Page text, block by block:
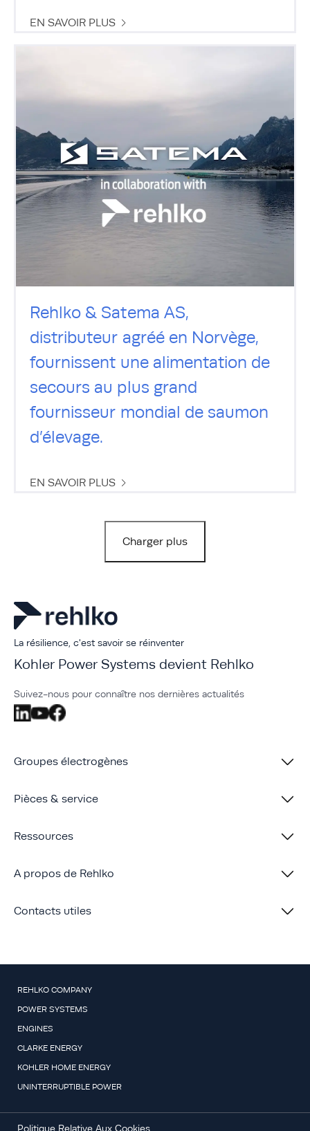
EN SAVOIR PLUS
Rehlko & Satema AS,
distributeur agréé en Norvège,
fournissent une alimentation de
secours au plus grand
fournisseur mondial de saumon
d’élevage.
EN SAVOIR PLUS
Charger plus
La résilience, c'est savoir se réinventer
Kohler Power Systems devient Rehlko
Suivez-nous pour connaître nos dernières actualités
Groupes électrogènes
Pièces & service
Ressources
A propos de Rehlko
Contacts utiles
REHLKO COMPANY
POWER SYSTEMS
ENGINES
CLARKE ENERGY
KOHLER HOME ENERGY
UNINTERRUPTIBLE POWER
Politique Relative Aux Cookies